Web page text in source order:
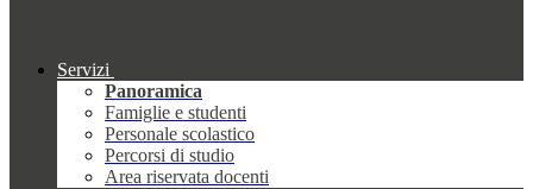
Servizi
Panoramica
Famiglie e studenti
Personale scolastico
Percorsi di studio
Area riservata docenti